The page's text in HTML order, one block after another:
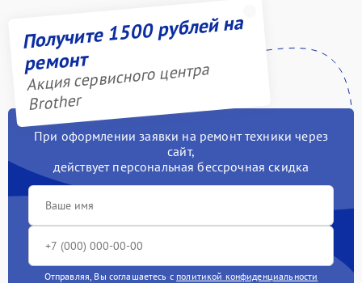
Получите 1500 рублей на
ремонт
Акция сервисного центра
Brother
При оформлении заявки на ремонт техники через
сайт,
действует персональная бессрочная скидка
Отправляя, Вы соглашаетесь с политикой конфиденциальности